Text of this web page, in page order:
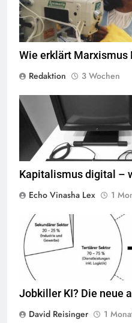
Wie erklärt Marxismus
Redaktion
3 Wochen
Der NeXTcube diente 1990 am
und wurde von Tim Berners-
Web genutzt. Das Warnschild
POWER IT DOWN!!“ sollte
versehentlich ausgeschaltet
Science Museum in
Kapitalismus digital –
Echo Vinasha Lex
1
Jobkiller KI? Die neue
David Reisinger
1